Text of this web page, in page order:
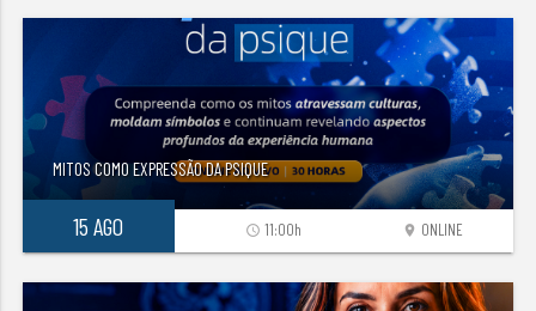
MITOS COMO EXPRESSÃO DA PSIQUE
15 AGO location_on ONLINE
access_time 11:00h